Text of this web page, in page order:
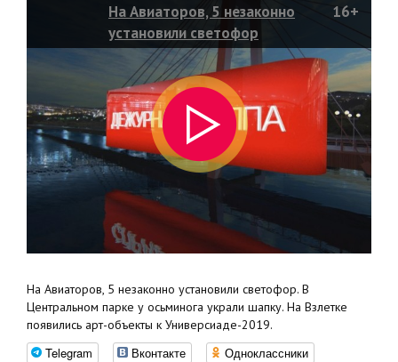
На Авиаторов, 5 незаконно
установили светофор
16+
На Авиаторов, 5 незаконно установили светофор. В
Центральном парке у осьминога украли шапку. На Взлетке
появились арт-объекты к Универсиаде-2019.
Telegram Вконтакте Одноклассники